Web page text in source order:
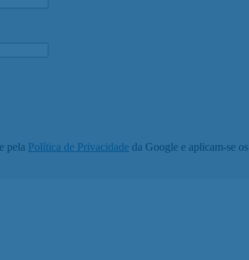
pela Política de Privacidade da Google e aplicam-se os